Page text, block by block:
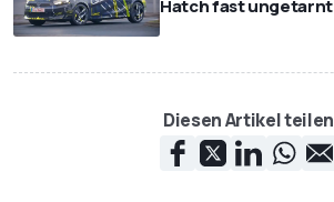
Hatch fast ungetarnt
Diesen Artikel teilen